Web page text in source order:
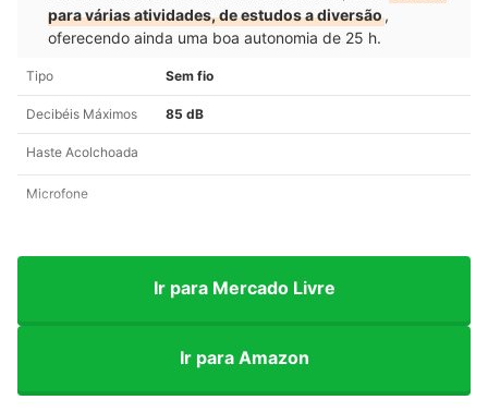
para várias atividades, de estudos a diversão,
oferecendo ainda uma boa autonomia de 25 h.
Tipo Sem fio
Decibéis Máximos 85 dB
Haste Acolchoada
Microfone
Ir para Mercado Livre
Ir para Amazon